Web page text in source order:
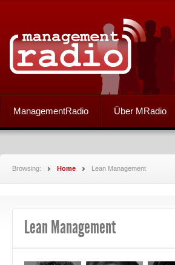
ManagementRadio Über MRadio
Browsing: Home Lean Management
Lean Management